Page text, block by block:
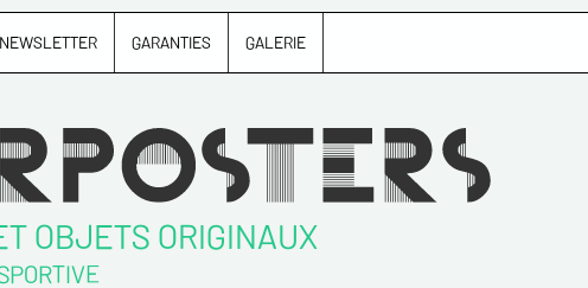
NEWSLETTER GARANTIES GALERIE
OBJETS ORIGINAUX